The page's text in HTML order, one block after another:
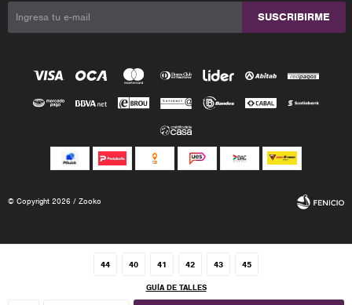
44 40 41 42 43 45
GUÍA DE TALLES
SUSCRIBIRME
© Copyright 2026 / Zooko